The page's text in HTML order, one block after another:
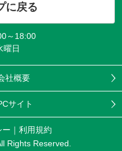
に戻る
～18:00
曜日
社概要
サイト
ー
利用規約
Rights Reserved.